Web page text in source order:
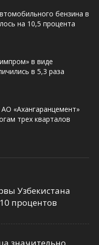
бензина в
на 10,5 процента
в виде
в 5,3 раза
«Ахангаранцемент»
трех кварталов
Узбекистана
процентов